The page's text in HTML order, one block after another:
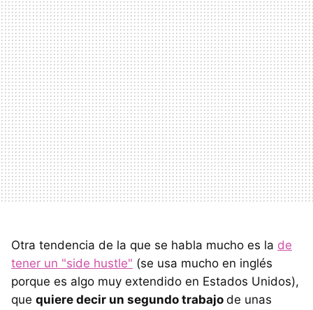
Otra tendencia de la que se habla mucho es la de
tener un "side hustle" (se usa mucho en inglés
porque es algo muy extendido en Estados Unidos),
que quiere decir un segundo trabajo de unas